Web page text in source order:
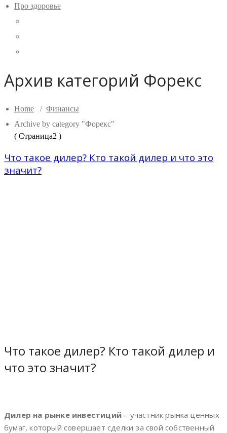
Про здоровье
Архив категорий Форекс
Home / Финансы
Archive by category "Форекс"
( Страница2 )
Что такое дилер? Кто такой дилер и что это
значит?
Что такое дилер? Кто такой дилер и
что это значит?
Дилер на рынке инвестиций – участник рынка ценных
бумаг, который совершает сделки за свой собственный